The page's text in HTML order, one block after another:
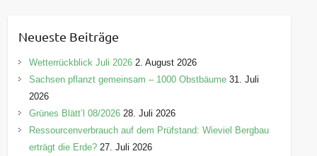
g
o
r
e
n
Neueste Beiträge
Wetterrückblick Juli 2026 2. August 2026
Sachsen pflanzt gemeinsam – 1000 Obstbäume 31. Juli
2026
Grünes Blätt’l 08/2026 28. Juli 2026
Ressourcenverbrauch auf dem Prüfstand: Wieviel Bergbau
erträgt die Erde? 27. Juli 2026